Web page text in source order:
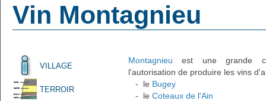
Vin Montagnieu
VILLAGE
TERROIR
Montagnieu est une grande
l'autorisation de produire les vins
- le Bugey
- le Coteaux de l'Ain